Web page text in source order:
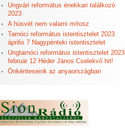
Ungvári református énekkari találkozó
2023
A húsvét nem valami mítosz
Tarnóci református istentisztelet 2023
április 7 Nagypénteki istentisztelet
Ungtarnóci református istentisztelet 2023
február 12 Héder János Cselekvő hit!
Önkénteseink az anyaországban